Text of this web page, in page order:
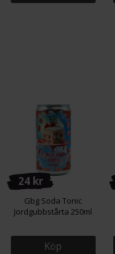
24 kr
Gbg Soda Tonic
Jordgubbstårta 250ml
Köp